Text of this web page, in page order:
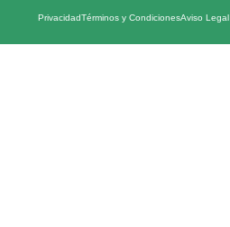
PrivacidadTérminos y CondicionesAviso Legal